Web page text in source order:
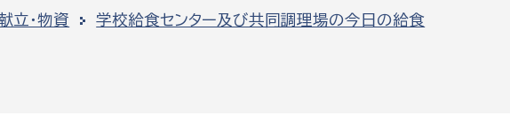
目的を選択
立・物資
学校給食センター及び共同調理場の今日の給食